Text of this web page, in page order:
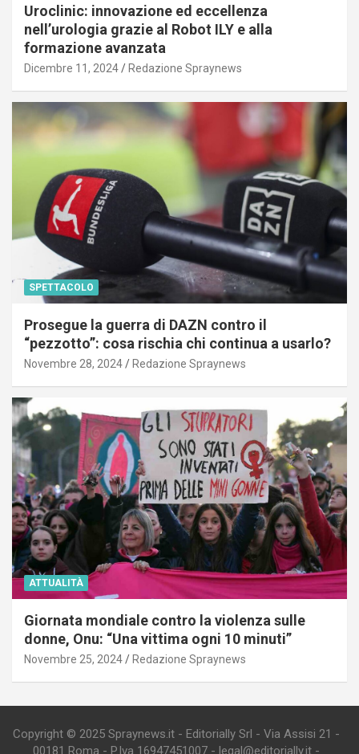
Uroclinic: innovazione ed eccellenza
nell’urologia grazie al Robot ILY e alla
formazione avanzata
Dicembre 11, 2024 Redazione Spraynews
SPETTACOLO
Prosegue la guerra di DAZN contro il
“pezzotto”: cosa rischia chi continua a usarlo?
Novembre 28, 2024 Redazione Spraynews
ATTUALITÀ
Giornata mondiale contro la violenza sulle
donne, Onu: “Una vittima ogni 10 minuti”
Novembre 25, 2024 Redazione Spraynews
Copyright © 2025 Spraynews.it - Editorially Srl - Via Assisi 21 -
00181 Roma - P.Iva 16947451007 - legal@editorially.it -